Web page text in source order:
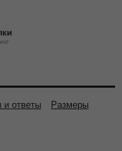
и ответы
Размеры